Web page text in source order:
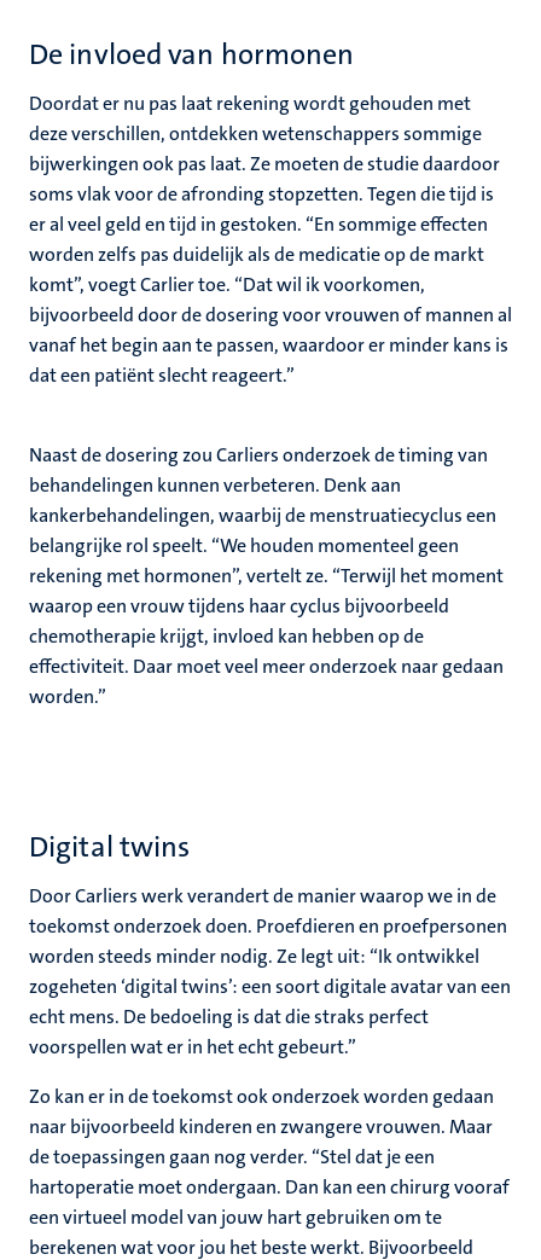
De invloed van hormonen
Doordat er nu pas laat rekening wordt gehouden met
deze verschillen, ontdekken wetenschappers sommige
bijwerkingen ook pas laat. Ze moeten de studie daardoor
soms vlak voor de afronding stopzetten. Tegen die tijd is
er al veel geld en tijd in gestoken. “En sommige effecten
worden zelfs pas duidelijk als de medicatie op de markt
komt”, voegt Carlier toe. “Dat wil ik voorkomen,
bijvoorbeeld door de dosering voor vrouwen of mannen al
vanaf het begin aan te passen, waardoor er minder kans is
dat een patiënt slecht reageert.”
Naast de dosering zou Carliers onderzoek de timing van
behandelingen kunnen verbeteren. Denk aan
kankerbehandelingen, waarbij de menstruatiecyclus een
belangrijke rol speelt. “We houden momenteel geen
rekening met hormonen”, vertelt ze. “Terwijl het moment
waarop een vrouw tijdens haar cyclus bijvoorbeeld
chemotherapie krijgt, invloed kan hebben op de
effectiviteit. Daar moet veel meer onderzoek naar gedaan
worden.”
Digital twins
Door Carliers werk verandert de manier waarop we in de
toekomst onderzoek doen. Proefdieren en proefpersonen
worden steeds minder nodig. Ze legt uit: “Ik ontwikkel
zogeheten ‘digital twins’: een soort digitale avatar van een
echt mens. De bedoeling is dat die straks perfect
voorspellen wat er in het echt gebeurt.”
Zo kan er in de toekomst ook onderzoek worden gedaan
naar bijvoorbeeld kinderen en zwangere vrouwen. Maar
de toepassingen gaan nog verder. “Stel dat je een
hartoperatie moet ondergaan. Dan kan een chirurg vooraf
een virtueel model van jouw hart gebruiken om te
berekenen wat voor jou het beste werkt. Bijvoorbeeld